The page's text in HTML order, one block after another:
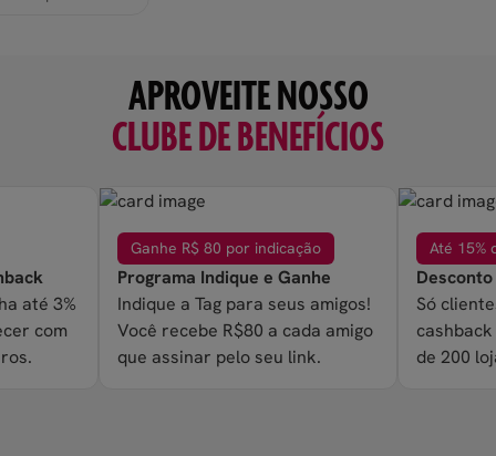
APROVEITE NOSSO
CLUBE DE BENEFÍCIOS
até 3%
com
Ganhe R$ 80 por indicação
Programa Indique e Ganhe
Indique a Tag para seus amigos!
Você recebe R$80 a cada amigo
que assinar pelo seu link.
Até 15%
Só
de 200